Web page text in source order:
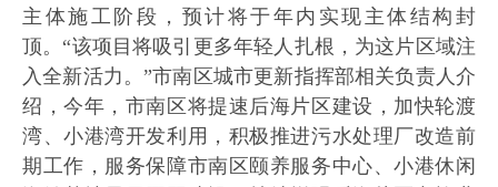
主体施工阶段，预计将于年内实现主体结构封
顶。“该项目将吸引更多年轻人扎根，为这片区域注
入全新活力。”市南区城市更新指挥部相关负责人介
绍，今年，市南区将提速后海片区建设，加快轮渡
湾、小港湾开发利用，积极推进污水处理厂改造前
期工作，服务保障市南区颐养服务中心、小港休闲